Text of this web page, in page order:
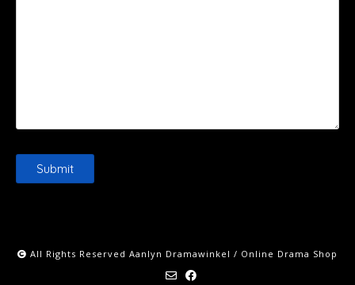
Please leave this field empty.
All Rights Reserved Aanlyn Dramawinkel / Online Drama Shop